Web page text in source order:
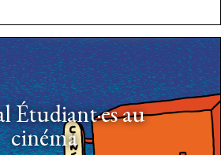
Étudiant·es au
cinéma